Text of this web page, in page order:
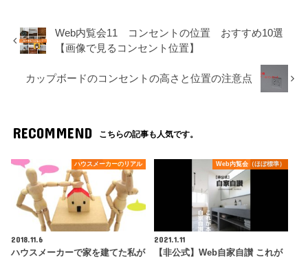
Web内覧会11 コンセントの位置 おすすめ10選
【画像で見るコンセント位置】
カップボードのコンセントの高さと位置の注意点
RECOMMEND こちらの記事も人気です。
ハウスメーカーのリアル
2018.11.6
ハウスメーカーで家を建てた私が
Web内覧会（ほぼ標準）
2021.1.11
【非公式】Web自家自讃 これが